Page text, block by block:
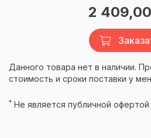
2
Данного товара нет в наличии.
стоимость и сроки поставки у
* Не является публичной офертой